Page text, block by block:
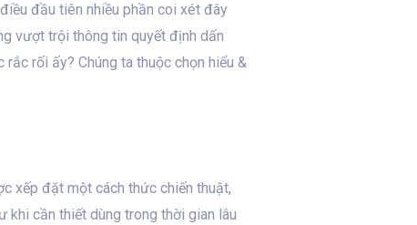
đầu tiên nhiều phần coi xét đây
vượt trội thông tin quyết định dấn
rối ấy? Chúng ta thuộc chọn hiểu &
xếp đặt một cách thức chiến thuật,
khi cần thiết dùng trong thời gian lâu